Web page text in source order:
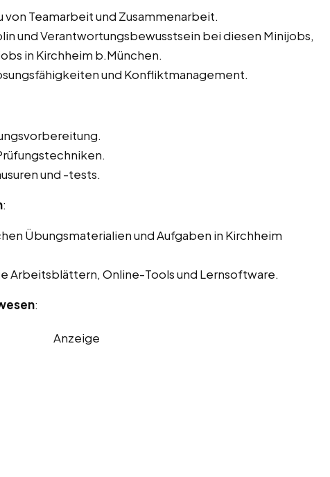
Teamarbeit und Zusammenarbeit.
und Verantwortungsbewusstsein bei diesen Minijobs,
in Kirchheim b.München.
und Konfliktmanagement.
und -tests.
:
Übungsmaterialien und Aufgaben in Kirchheim
Arbeitsblättern, Online-Tools und Lernsoftware.
:
Anzeige